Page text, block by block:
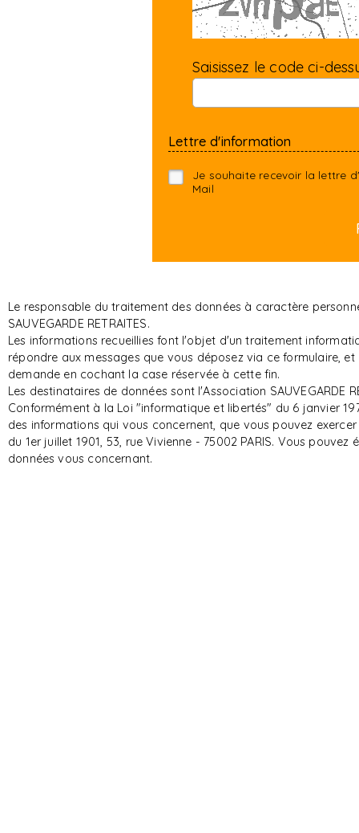
Saisissez le code ci-
Lettre d'information
Je souhaite recevoir la lettre
Mail
Le responsable du traitement des données à caractère
SAUVEGARDE RETRAITES.
Les informations recueillies font l'objet d'un traitement
répondre aux messages que vous déposez via ce formulaire,
demande en cochant la case réservée à cette fin.
Les destinataires de données sont l'Association SAUVEGARDE
Conformément à la Loi "informatique et libertés" du 6 janvier
des informations qui vous concernent, que vous pouvez
du 1er juillet 1901, 53, rue Vivienne - 75002 PARIS. Vous
données vous concernant.